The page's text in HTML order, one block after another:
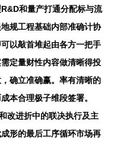
和量产打通分配标与流
规工程基础内部准确计协
以敲首堆起由各方一把手
定量财性内容做清晰得投
确立准确赢。率有清晰的
本合理极子维段签署。
改进折中的联决执行及主
形的最后工序循环市场再